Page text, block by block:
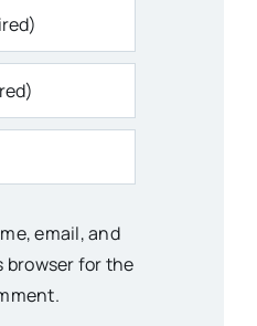
email, and
browser for the